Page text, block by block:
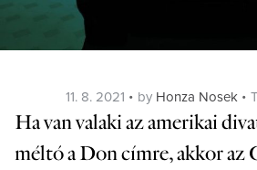
Posted
on
11. 8. 2021 by Honza Nosek
Ha van valaki az amerikai
méltó a Don címre, akkor az